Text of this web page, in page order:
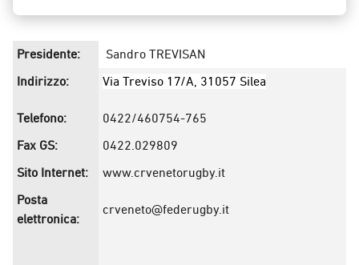
Presidente:
Sandro TREVISAN
Indirizzo:
Via Treviso 17/A, 31057 Silea
Telefono:
0422/460754-765
Fax GS:
0422.029809
Sito Internet:
www.crvenetorugby.it
Posta
elettronica:
crveneto@federugby.it